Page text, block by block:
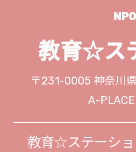
教育☆ス
〒231-0005 神奈川
A-
教育☆ステーショ